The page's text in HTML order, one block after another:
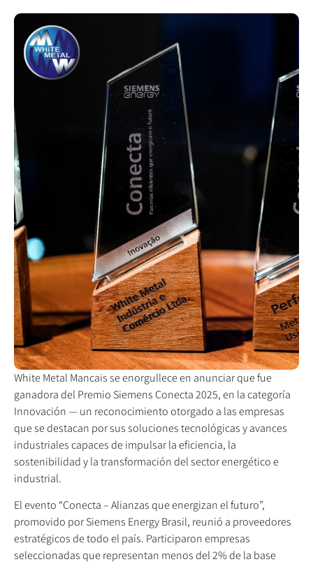
White Metal Mancais se enorgullece en anunciar que fue
ganadora del Premio Siemens Conecta 2025, en la categoría
Innovación — un reconocimiento otorgado a las empresas
que se destacan por sus soluciones tecnológicas y avances
industriales capaces de impulsar la eficiencia, la
sostenibilidad y la transformación del sector energético e
industrial.
El evento “Conecta – Alianzas que energizan el futuro”,
promovido por Siemens Energy Brasil, reunió a proveedores
estratégicos de todo el país. Participaron empresas
seleccionadas que representan menos del 2% de la base